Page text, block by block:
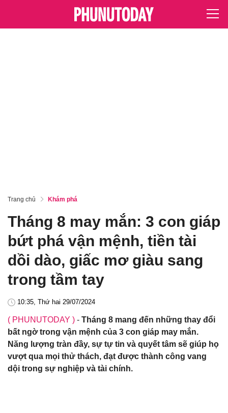
Trang chủ Khám phá
Tháng 8 may mắn: 3 con giáp
bứt phá vận mệnh, tiền tài
dồi dào, giấc mơ giàu sang
trong tầm tay
10:35, Thứ hai 29/07/2024
( PHUNUTODAY ) - Tháng 8 mang đến những thay đổi
bất ngờ trong vận mệnh của 3 con giáp may mắn.
Năng lượng tràn đầy, sự tự tin và quyết tâm sẽ giúp họ
vượt qua mọi thử thách, đạt được thành công vang
dội trong sự nghiệp và tài chính.